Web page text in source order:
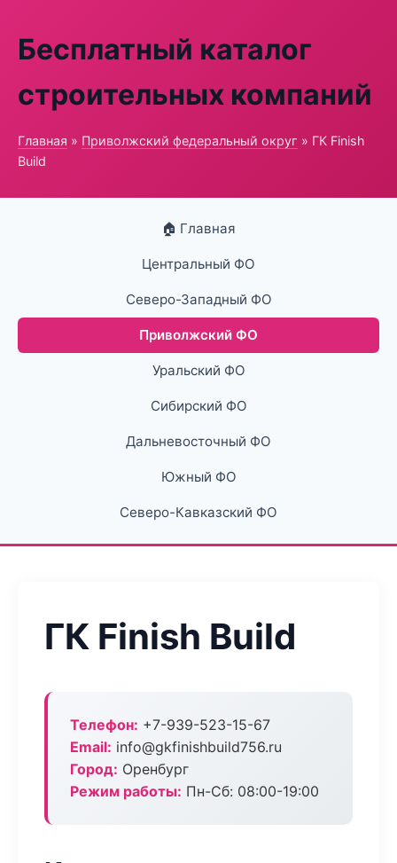
Бесплатный каталог
строительных компаний
Главная » Приволжский федеральный округ » ГК Finish
Build
🏠 Главная
Центральный ФО
Северо-Западный ФО
Приволжский ФО
Уральский ФО
Сибирский ФО
Дальневосточный ФО
Южный ФО
Северо-Кавказский ФО
ГК Finish Build
Телефон: +7-939-523-15-67
Email: info@gkfinishbuild756.ru
Город: Оренбург
Режим работы: Пн-Сб: 08:00-19:00